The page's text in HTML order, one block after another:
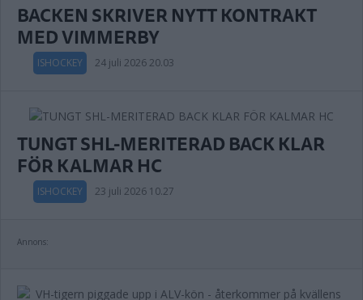
BACKEN SKRIVER NYTT KONTRAKT
MED VIMMERBY
ISHOCKEY 24 juli 2026 20.03
TUNGT SHL-MERITERAD BACK KLAR
FÖR KALMAR HC
ISHOCKEY 23 juli 2026 10.27
Annons: